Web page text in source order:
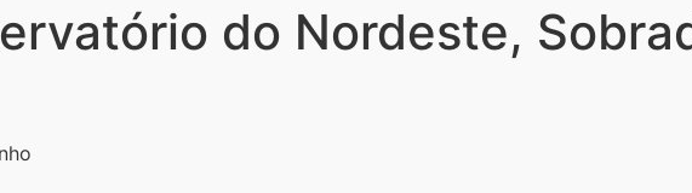
do Nordeste,